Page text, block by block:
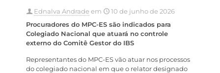
Ednalva Andrade em
10 de junho de 2026
Procuradores do MPC-ES são indicados para
Colegiado Nacional que atuará no controle
externo do Comitê Gestor do IBS
Representantes do MPC-ES vão atuar nos processos
do colegiado nacional em que o relator designado